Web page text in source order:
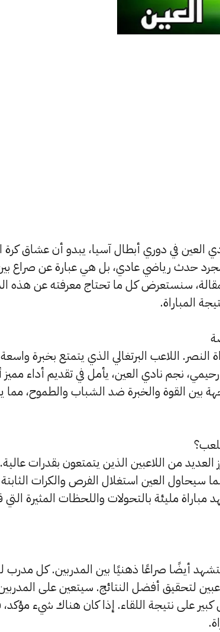
العين في دوري أبطال آسيا، يبدو أن عشاق كرة
حدث رياضي عادي، بل هي عبارة عن صراع
سنستعرض كل ما تحتاج معرفته عن هذه
المباراة.
النصر. اللاعب البرتغالي الذي يتمتع بخبرة
نجم نادي العين، يأمل في تقديم أداء مميز
بين القوة والخبرة ضد الشباب والطموح، مما
من اللاعبين الذين يتمتعون بقدرات
سيحاول العين استغلال الفرص والكرات الثابتة
مليئة بالتحولات واللحظات المثيرة
أيضًا صراعًا ذهنيًا بين المدربين. كل مدرب
لتحقيق أفضل النتائج. سيتعين على
على نتيجة اللقاء. إذا كان هناك شيء